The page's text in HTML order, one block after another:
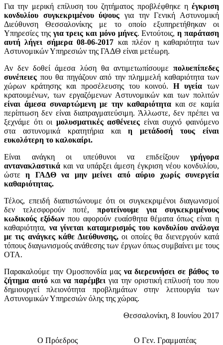
Για την μερική επίλυση του ζητήματος προβλέφθηκε η έγκριση
κονδυλίου συγκεκριμένου ύψους για την Γενική Αστυνομική
Διεύθυνση Θεσσαλονίκης με το οποίο εξυπηρετήθηκαν οι
Υπηρεσίες της για τρεις και μόνο μήνες. Εντούτοις, η παράταση
αυτή λήγει σήμερα 08-06-2017 και πλέον η καθαριότητα των
Αστυνομικών Υπηρεσιών της ΓΑΔΘ είναι μετέωρη.
Αν δεν δοθεί άμεσα λύση θα αντιμετωπίσουμε πολυεπίπεδες
συνέπειες που θα πηγάζουν από την πλημμελή καθαριότητα των
χώρων κράτησης και προσέλευσης του κοινού. Η υγεία των
κρατουμένων, των εργαζόμενων Αστυνομικών και των πολιτών
είναι άμεσα συναρτώμενη με την καθαριότητακαι σε καμία
περίπτωση δεν είναι διαπραγματεύσιμη. Άλλωστε, δεν πρέπει να
ξεχνάμε ότι οι μολυσματικές ασθένειες είναι συχνό φαινόμενο
στα αστυνομικά κρατητήρια καιη μετάδοσή τους είναι
ευκολότερη το καλοκαίρι.
Είναι ανάγκη οι υπεύθυνοι να επιδείξουνγρήγορα
αντανακλαστικά και να υπάρξει άμεση έγκριση νέου κονδυλίου,
ώστεη ΓΑΔΘ να μην μείνει από αύριο χωρίς συνεργεία
καθαριότητας.
Τέλος, επειδή διαπιστώνουμε ότι οι συγκεκριμένοι διαγωνισμοί
δεν τελεσφορούν ποτέ, προτείνουμε για συγκεκριμένους
κωδικούς εξόδωνπου αφορούν ευαίσθητα θέματα όπως είναι η
καθαριότητα, να γίνεται καταμερισμός του κονδυλίου ανάλογα
με τις ανάγκες κάθε Διεύθυνσης,οι οποίες θα διενεργούν κατά
τόπους διαγωνισμούς ανάθεσης των έργων όπως συμβαίνει με τους
ΟΤΑ.
Παρακαλούμε την Ομοσπονδία μας να διερευνήσει σε βάθος το
ζήτημα αυτόκαινα παρέμβει για την οριστική επίλυσή του που
δημιουργεί πλειονότητα προβλημάτων στην λειτουργία των
Αστυνομικών Υπηρεσιών όλης της χώρας.
Θεσσαλονίκη, 8 Ιουνίου 2017
Ο Πρόεδρος
Ο Γεν. Γραμματέας